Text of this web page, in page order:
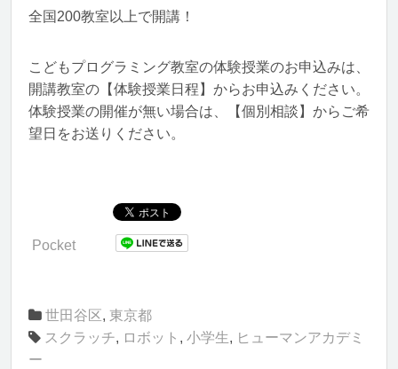
全国200教室以上で開講！
こどもプログラミング教室の体験授業のお申込みは、
開講教室の【体験授業日程】からお申込みください。
体験授業の開催が無い場合は、【個別相談】からご希
望日をお送りください。
Pocket
世田谷区, 東京都
スクラッチ, ロボット , 小学生, ヒューマンアカデミ
ー